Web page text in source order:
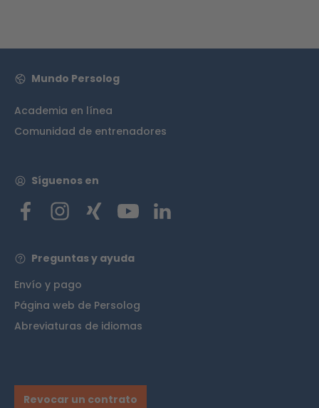
Mundo Persolog
Academia en línea
Comunidad de entrenadores
Síguenos en
Preguntas y ayuda
Envío y pago
Página web de Persolog
Abreviaturas de idiomas
Revocar un contrato